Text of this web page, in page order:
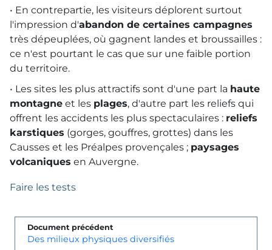
• En contrepartie, les visiteurs déplorent surtout
l'impression d'abandon de certaines campagnes
très dépeuplées, où gagnent landes et broussailles :
ce n'est pourtant le cas que sur une faible portion
du territoire.
• Les sites les plus attractifs sont d'une part la haute
montagne et les plages, d'autre part les reliefs qui
offrent les accidents les plus spectaculaires : reliefs
karstiques (gorges, gouffres, grottes) dans les
Causses et les Préalpes provençales ; paysages
volcaniques en Auvergne.
Faire les tests
Document précédent
Des milieux physiques diversifiés